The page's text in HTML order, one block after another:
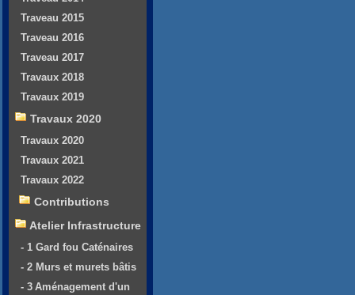
Traveau 2015
Traveau 2016
Traveau 2017
Travaux 2018
Travaux 2019
Travaux 2020
Travaux 2020
Travaux 2021
Travaux 2022
Contributions
Atelier Infrastructure
- 1 Gard fou Caténaires
- 2 Murs et murets bâtis
- 3 Aménagement d'un